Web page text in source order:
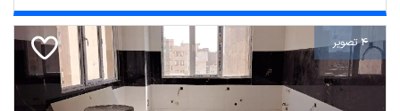
Leaflet| Map data ©ariamarz.com
4 تصویر